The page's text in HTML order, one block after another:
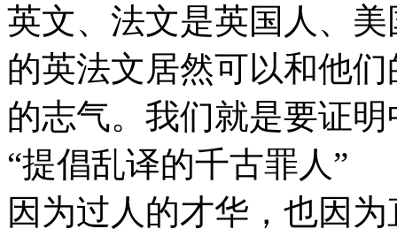
英文、法文是英国人、
的英法文居然可以和他
的志气。我们就是要证
“提倡乱译的千古罪人”
因为过人的才华，也因